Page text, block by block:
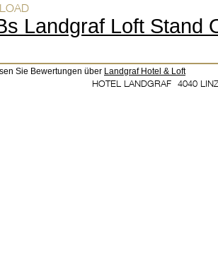
Landgraf Loft Stand
Sie Bewertungen über Landgraf Hotel & Loft